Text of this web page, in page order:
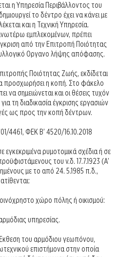
η Υπηρεσία Περιβάλλοντος του
το δέντρο έχει να κάνει με
και η Τεχνική Υπηρεσία.
εμπλεκομένων, πρέπει
από την Επιτροπή Ποιότητας
Οργανο λήψης απόφασης.
Ποιότητας Ζωής, εκδίδεται
προσχωρήσει η κοπή. Στο φάκελο
να σημειώνεται και οι θέσεις τυχόν
τη διαδικασία έγκρισης εργασιών
ως προς την κοπή δέντρων.
4461, ΦΕΚ Β’ 4520/16.10.2018
ρυμοτομικά σχέδια ή σε
του ν.δ. 17.7.1923 (Α’
με το από 24. 5.1985 π.δ.,
χώρο πόλης ή οικισμού:
υπηρεσίας.
Έκθεση του αρμόδιου γεωπόνου,
επιστήμονα στην οποία